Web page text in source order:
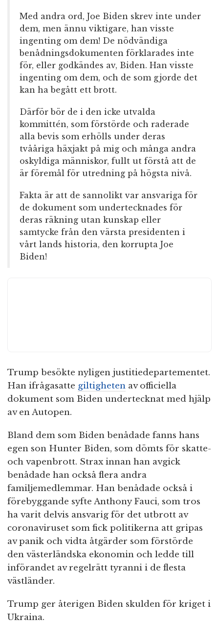
Med andra ord, Joe Biden skrev inte under
dem, men ännu viktigare, han visste
ingenting om dem! De nödvändiga
benådningsdokumenten förklarades inte
för, eller godkändes av, Biden. Han visste
ingenting om dem, och de som gjorde det
kan ha begått ett brott.
Därför bör de i den icke utvalda
kommittén, som förstörde och raderade
alla bevis som erhölls under deras
tvååriga häxjakt på mig och många andra
oskyldiga människor, fullt ut förstå att de
är föremål för utredning på högsta nivå.
Fakta är att de sannolikt var ansvariga för
de dokument som undertecknades för
deras räkning utan kunskap eller
samtycke från den värsta presidenten i
vårt lands historia, den korrupta Joe
Biden!
Trump besökte nyligen justitiedepartementet.
Han ifrågasatte giltigheten av officiella
dokument som Biden undertecknat med hjälp
av en Autopen.
Bland dem som Biden benådade fanns hans
egen son Hunter Biden, som dömts för skatte-
och vapenbrott. Strax innan han avgick
benådade han också flera andra
familjemedlemmar. Han benådade också i
förebyggande syfte Anthony Fauci, som tros
ha varit delvis ansvarig för det utbrott av
coronaviruset som fick politikerna att gripas
av panik och vidta åtgärder som förstörde
den västerländska ekonomin och ledde till
införandet av regelrätt tyranni i de flesta
västländer.
Trump ger återigen Biden skulden för kriget i
Ukraina.